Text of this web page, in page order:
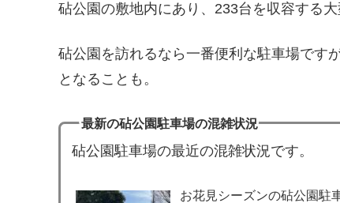
砧公園の敷地内にあり、233台を収容する大
砧公園を訪れるなら一番便利な駐車場です
となることも。
最新の砧公園駐車場の混雑状況
砧公園駐車場の最近の混雑状況です。
お花見シーズンの砧公園駐